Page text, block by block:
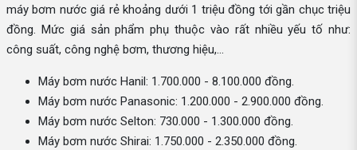
máy bơm nước giá rẻ khoảng dưới 1 triệu đồng tới gần chục triệu
đồng. Mức giá sản phẩm phụ thuộc vào rất nhiều yếu tố như:
công suất, công nghệ bơm, thương hiệu,...
Máy bơm nước Hanil: 1.700.000 - 8.100.000 đồng.
Máy bơm nước Panasonic: 1.200.000 - 2.900.000 đồng.
Máy bơm nước Selton: 730.000 - 1.300.000 đồng.
Máy bơm nước Shirai: 1.750.000 - 2.350.000 đồng.